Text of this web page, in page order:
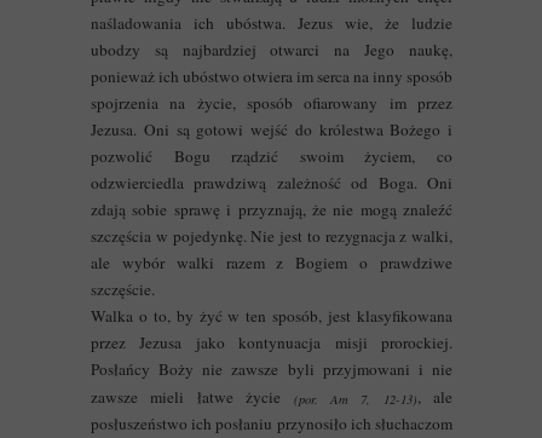
naśladowania ich ubóstwa. Jezus wie, że ludzie
ubodzy są najbardziej otwarci na Jego naukę,
ponieważ ich ubóstwo otwiera im serca na inny sposób
spojrzenia na życie, sposób ofiarowany im przez
Jezusa. Oni są gotowi wejść do królestwa Bożego i
pozwolić Bogu rządzić swoim życiem, co
odzwierciedla prawdziwą zależność od Boga. Oni
zdają sobie sprawę i przyznają, że nie mogą znaleźć
szczęścia w pojedynkę. Nie jest to rezygnacja z walki,
ale wybór walki razem z Bogiem o prawdziwe
szczęście.
Walka o to, by żyć w ten sposób, jest klasyfikowana
przez Jezusa jako kontynuacja misji prorockiej.
Posłańcy Boży nie zawsze byli przyjmowani i nie
zawsze mieli łatwe życie
(por. Am 7, 12-13), ale
posłuszeństwo ich posłaniu przynosiło ich słuchaczom